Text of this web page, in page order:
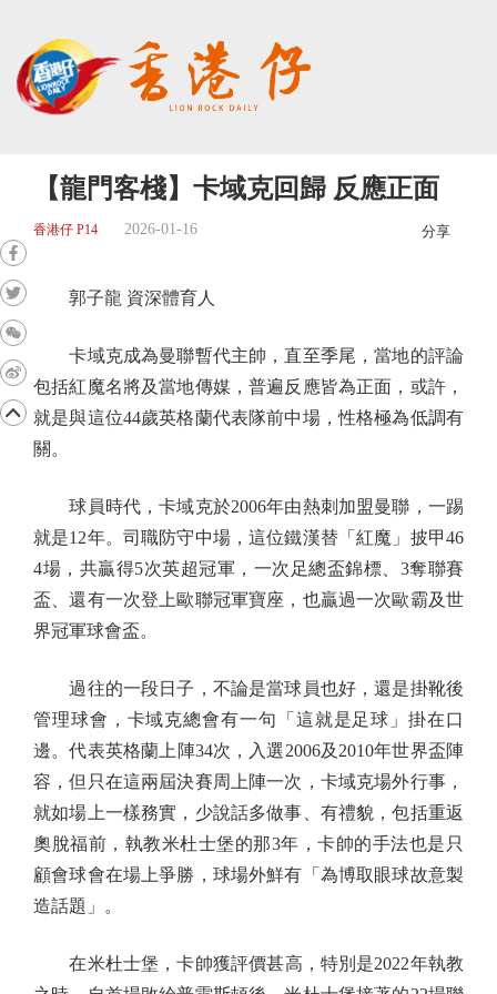
【龍門客棧】卡域克回歸 反應正面
香港仔 P14 2026-01-16 分享
郭子龍 資深體育人
卡域克成為曼聯暫代主帥，直至季尾，當地的評論
包括紅魔名將及當地傳媒，普遍反應皆為正面，或許，
就是與這位44歲英格蘭代表隊前中場，性格極為低調有
關。
球員時代，卡域克於2006年由熱刺加盟曼聯，一踢
就是12年。司職防守中場，這位鐵漢替「紅魔」披甲46
4場，共贏得5次英超冠軍，一次足總盃錦標、3奪聯賽
盃、還有一次登上歐聯冠軍寶座，也贏過一次歐霸及世
界冠軍球會盃。
過往的一段日子，不論是當球員也好，還是掛靴後
管理球會，卡域克總會有一句「這就是足球」掛在口
邊。代表英格蘭上陣34次，入選2006及2010年世界盃陣
容，但只在這兩屆決賽周上陣一次，卡域克場外行事，
就如場上一樣務實，少說話多做事、有禮貌，包括重返
奧脫福前，執教米杜士堡的那3年，卡帥的手法也是只
顧會球會在場上爭勝，球場外鮮有「為博取眼球故意製
造話題」。
在米杜士堡，卡帥獲評價甚高，特別是2022年執教